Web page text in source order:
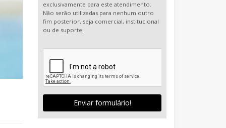
exclusivamente para este atendimento.
Não serão utilizadas para nenhum outro
fim posterior, seja comercial, institucional
ou de suporte.
Enviar formulário!